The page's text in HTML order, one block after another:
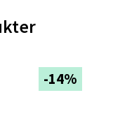
-14%
Velg